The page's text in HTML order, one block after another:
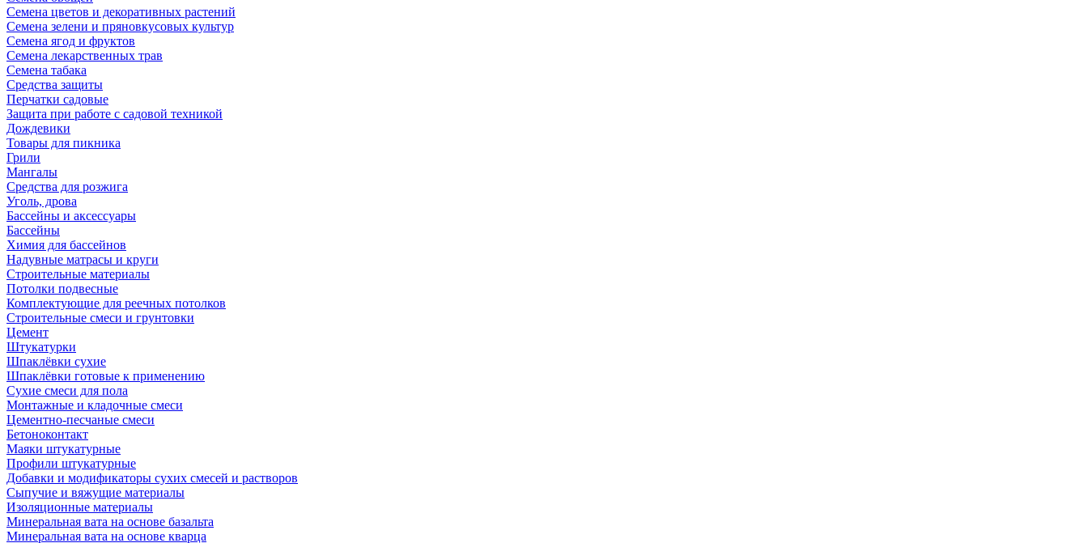
Семена цветов и декоративных растений
Семена зелени и пряновкусовых культур
Семена ягод и фруктов
Семена лекарственных трав
Семена табака
Средства защиты
Перчатки садовые
Защита при работе с садовой техникой
Дождевики
Товары для пикника
Грили
Мангалы
Средства для розжига
Уголь, дрова
Бассейны и аксессуары
Бассейны
Химия для бассейнов
Надувные матрасы и круги
Строительные материалы
Потолки подвесные
Комплектующие для реечных потолков
Строительные смеси и грунтовки
Цемент
Штукатурки
Шпаклёвки сухие
Шпаклёвки готовые к применению
Сухие смеси для пола
Монтажные и кладочные смеси
Цементно-песчаные смеси
Бетоноконтакт
Маяки штукатурные
Профили штукатурные
Добавки и модификаторы сухих смесей и растворов
Сыпучие и вяжущие материалы
Изоляционные материалы
Минеральная вата на основе базальта
Минеральная вата на основе кварца